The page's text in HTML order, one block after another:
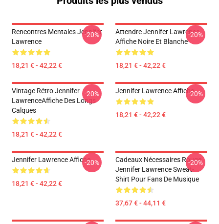
Rencontres Mentales Jennifer
Lawrence
18,21 € - 42,22 €
-20%
Attendre Jennifer Lawrence
Affiche Noire Et Blanche
18,21 € - 42,22 €
-20%
Vintage Rétro Jennifer
LawrenceAffiche Des Longs
Calques
18,21 € - 42,22 €
-20% Jennifer Lawrence Affiche
18,21 € - 42,22 €
-20%
Jennifer Lawrence Affiche
18,21 € - 42,22 €
-20%
Cadeaux Nécessaires Rouge
Jennifer Lawrence Sweat-
Shirt Pour Fans De Musique
37,67 € - 44,11 €
-20%